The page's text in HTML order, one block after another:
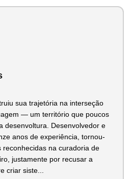
sua trajetória na interseção
— um território que poucos
desenvoltura. Desenvolvedor e
anos de experiência, tornou-
reconhecidas na curadoria de
justamente por recusar a
criar siste...